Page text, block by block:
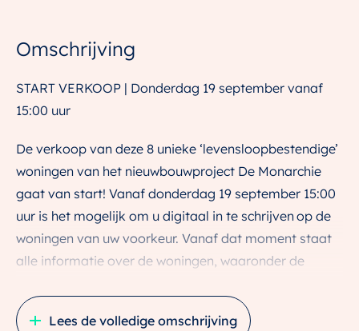
Omschrijving
START VERKOOP | Donderdag 19 september vanaf
15:00 uur
De verkoop van deze 8 unieke ‘levensloopbestendige’
woningen van het nieuwbouwproject De Monarchie
gaat van start! Vanaf donderdag 19 september 15:00
uur is het mogelijk om u digitaal in te schrijven op de
woningen van uw voorkeur. Vanaf dat moment staat
alle informatie over de woningen, waaronder de
projectwebsite (wonenindemonarchie.nl). De
inschrijving sluit op maandag 30 september om 12:00
Lees de volledige omschrijving